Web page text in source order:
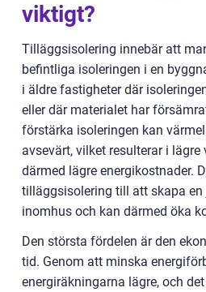
viktigt?
Tilläggsisolering innebär att
befintliga isoleringen i en
i äldre fastigheter där
eller där materialet har
förstärka isoleringen kan
avsevärt, vilket resulterar i
därmed lägre energikostnader.
tilläggsisolering till att skapa
inomhus och kan därmed öka
Den största fördelen är den
tid. Genom att minska
energiräkningarna lägre, och